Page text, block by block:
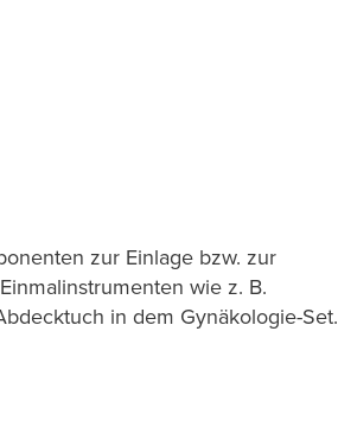
zur Einlage bzw. zur
wie z. B.
in dem Gynäkologie-Set.